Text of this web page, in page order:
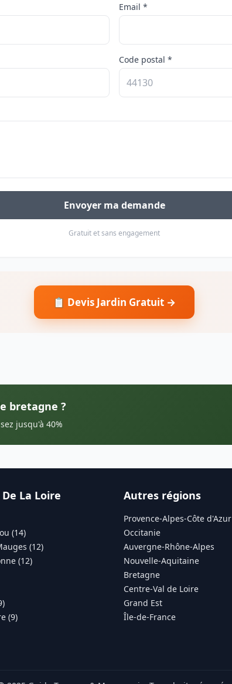
Email *
Code postal *
Envoyer ma demande
Gratuit et sans engagement
📋 Devis Jardin Gratuit →
bretagne ?
jusqu'à 40%
La Loire
(14)
(12)
(12)
(9)
Autres régions
Provence-Alpes-Côte d'Azur
Occitanie
Auvergne-Rhône-Alpes
Nouvelle-Aquitaine
Bretagne
Centre-Val de Loire
Grand Est
Île-de-France